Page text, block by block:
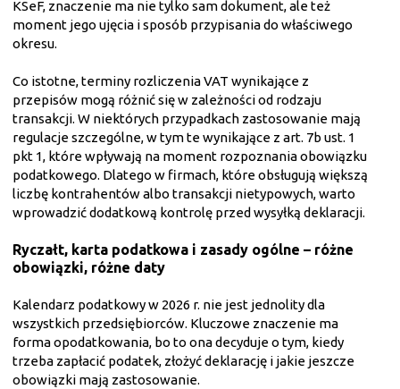
KSeF, znaczenie ma nie tylko sam dokument, ale też
moment jego ujęcia i sposób przypisania do właściwego
okresu.
Co istotne, terminy rozliczenia VAT wynikające z
przepisów mogą różnić się w zależności od rodzaju
transakcji. W niektórych przypadkach zastosowanie mają
regulacje szczególne, w tym te wynikające z art. 7b ust. 1
pkt 1, które wpływają na moment rozpoznania obowiązku
podatkowego. Dlatego w firmach, które obsługują większą
liczbę kontrahentów albo transakcji nietypowych, warto
wprowadzić dodatkową kontrolę przed wysyłką deklaracji.
Ryczałt, karta podatkowa i zasady ogólne – różne
obowiązki, różne daty
Kalendarz podatkowy w 2026 r. nie jest jednolity dla
wszystkich przedsiębiorców. Kluczowe znaczenie ma
forma opodatkowania, bo to ona decyduje o tym, kiedy
trzeba zapłacić podatek, złożyć deklarację i jakie jeszcze
obowiązki mają zastosowanie.